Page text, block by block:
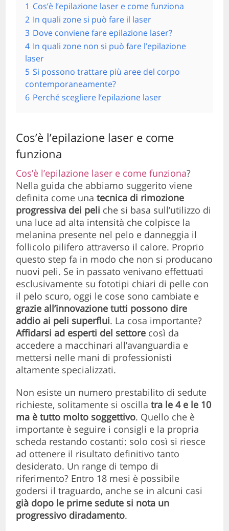
1 Cos’è l’epilazione laser e come funziona
2 In quali zone si può fare il laser
3 Dove conviene fare epilazione laser?
4 In quali zone non si può fare l’epilazione
laser
5 Si possono trattare più aree del corpo
contemporaneamente?
6 Perché scegliere l’epilazione laser
Cos’è l’epilazione laser e come
funziona
Cos’è l’epilazione laser e come funziona?
Nella guida che abbiamo suggerito viene
definita come unatecnica di rimozione
progressiva dei peli che si basa sull’utilizzo di
una luce ad alta intensità che colpisce la
melanina presente nel pelo e danneggia il
follicolo pilifero attraverso il calore. Proprio
questo step fa in modo che non si producano
nuovi peli. Se in passato venivano effettuati
esclusivamente su fototipi chiari di pelle con
il pelo scuro, oggi le cose sono cambiate e
grazie all’innovazione tutti possono dire
addio ai peli superflui. La cosa importante?
Affidarsi ad esperti del settore così da
accedere a macchinari all’avanguardia e
mettersi nelle mani di professionisti
altamente specializzati.
Non esiste un numero prestabilito di sedute
richieste, solitamente si oscillatra le 4 e le 10
ma è tutto molto soggettivo. Quello che è
importante è seguire i consigli e la propria
scheda restando costanti: solo così si riesce
ad ottenere il risultato definitivo tanto
desiderato. Un range di tempo di
riferimento? Entro 18 mesi è possibile
godersi il traguardo, anche se in alcuni casi
già dopo le prime sedute si nota un
progressivo diradamento.